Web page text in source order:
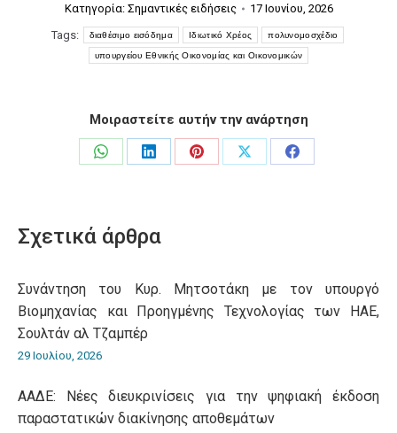
Κατηγορία: Σημαντικές ειδήσεις
17 Ιουνίου, 2026
Tags:
διαθέσιμο εισόδημα Ιδιωτικό Χρέος πολυνομοσχέδιο
υπουργείου Εθνικής Οικονομίας και Οικονομικών
Μοιραστείτε αυτήν την ανάρτηση
Share
Share
Share
Share
Share
Σχετικά άρθρα
Συνάντηση του Κυρ. Μητσοτάκη με τον υπουργό
Βιομηχανίας και Προηγμένης Τεχνολογίας των ΗΑΕ,
Σουλτάν αλ Τζαμπέρ
29 Ιουλίου, 2026
ΑΑΔΕ: Νέες διευκρινίσεις για την ψηφιακή έκδοση
παραστατικών διακίνησης αποθεμάτων